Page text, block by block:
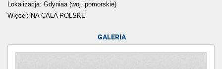
Lokalizacja: Gdyniaa (woj. pomorskie)
Więcej: NA CALA POLSKE
GALERIA